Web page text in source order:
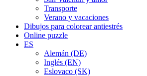
Transporte
Verano y vacaciones
Dibujos para colorear antiestrés
Online puzzle
ES
Alemán (DE)
Inglés (EN)
Eslovaco (SK)